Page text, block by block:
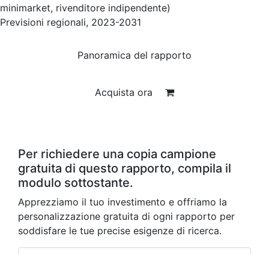
minimarket, rivenditore indipendente)
Previsioni regionali, 2023-2031
Panoramica del rapporto
Acquista ora
Per richiedere una copia campione
gratuita di questo rapporto, compila il
modulo sottostante.
Apprezziamo il tuo investimento e offriamo la
personalizzazione gratuita di ogni rapporto per
soddisfare le tue precise esigenze di ricerca.